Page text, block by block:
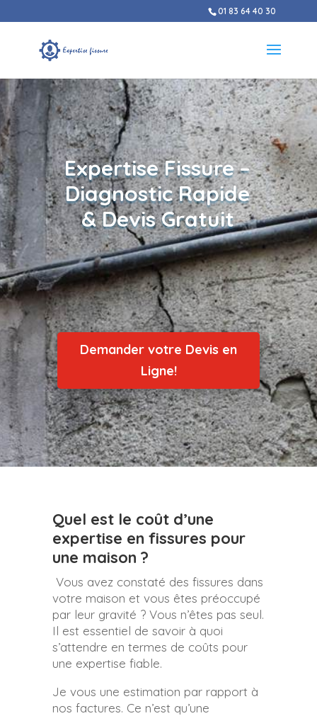
01 83 64 40 30
Expertise Fissure –
Diagnostic Rapide
& Devis Gratuit
Demander votre Devis en
Ligne!
Quel est le coût d’une
expertise en fissures pour
une maison ?
Vous avez constaté des fissures dans
votre maison et vous êtes préoccupé
par leur gravité ? Vous n’êtes pas seul.
Il est essentiel de savoir à quoi
s’attendre en termes de coûts pour
une expertise fiable.
Je vous une estimation par rapport à
nos factures. Ce n’est qu’une